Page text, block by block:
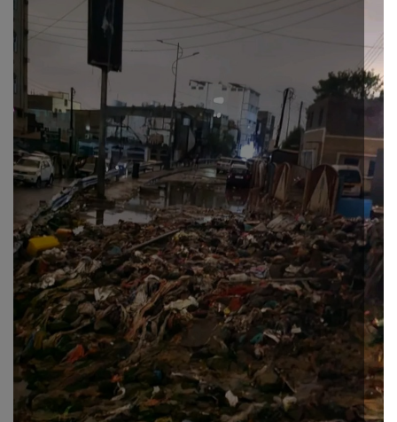
اقتصاد
التقارير والحوارات
مؤسسة حدث اليوم
الطقس
صحة
العالمية
منصة حرة
تكنولوجيا وسيارات